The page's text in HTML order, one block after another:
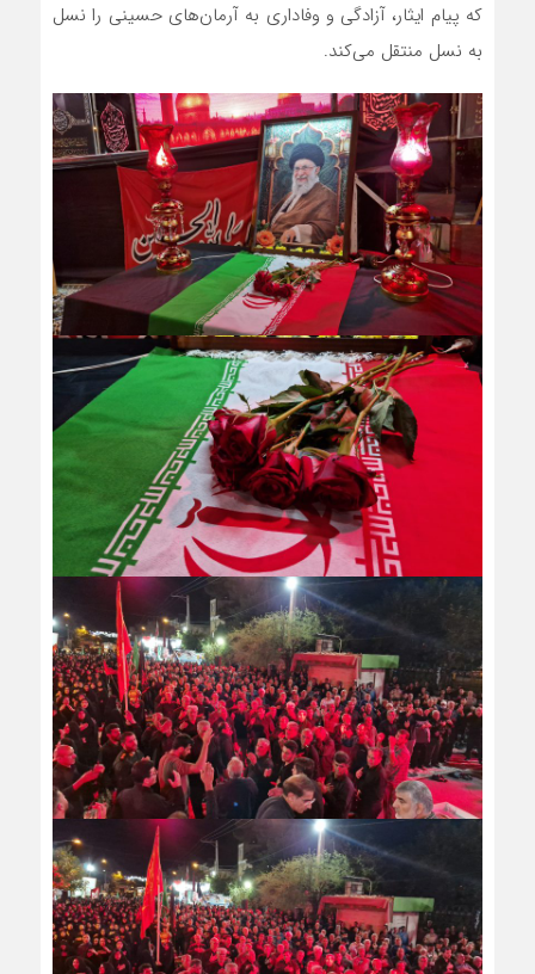
که پیام ایثار، آزادگی و وفاداری به آرمان‌های حسینی را نسل
به نسل منتقل می‌کند.